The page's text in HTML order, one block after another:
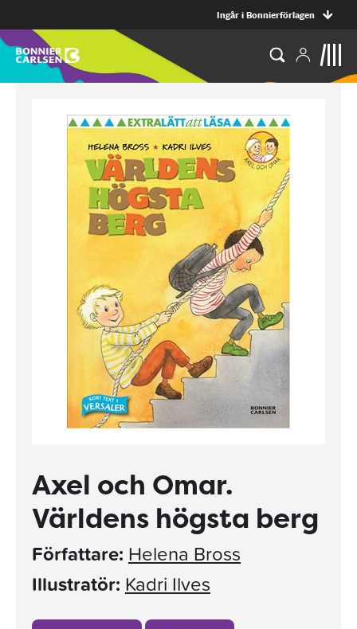
Ingår i Bonnierförlagen
Axel och Omar.
Världens högsta berg
Författare: Helena Bross
Illustratör: Kadri Ilves